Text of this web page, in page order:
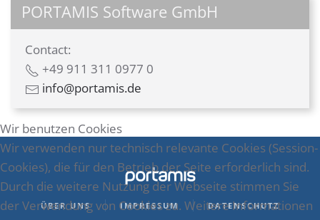
PORTAMIS Software GmbH
Contact:
+49 911 311 0977 0
info@portamis.de
ÜBER UNS IMPRESSUM DATENSCHUTZ
Wir benutzen Cookies
Wir verwenden nur technisch relevante Cookies (Session-
Cookies), die für den Betrieb der Seite erforderlich sind.
Durch die weitere Nutzung der Webseite stimmen Sie
der Verwendung von Cookies zu. Weitere Informationen